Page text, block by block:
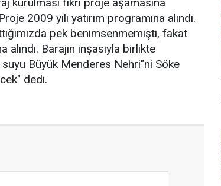
2009 yılı yatırım programına alındı.
pek benimsenmemişti, fakat
Barajın inşasıyla birlikte
suyu Büyük Menderes Nehri"ni Söke
dedi.